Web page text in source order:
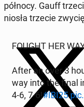
północy. Gauff
nio­sła trzecie
FOUGHT HER
After an over 3
way into the final
4-6, 7-6!#IBI25